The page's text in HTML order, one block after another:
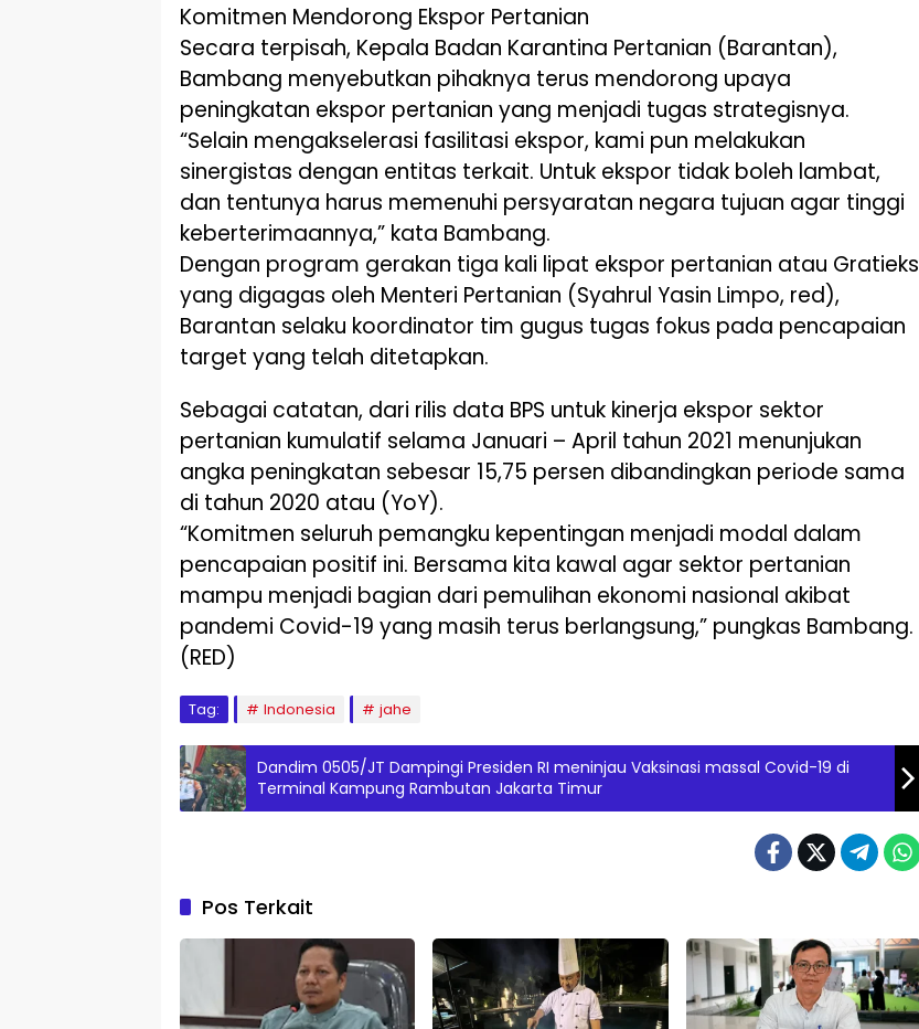
Komitmen Mendorong Ekspor Pertanian
Secara terpisah, Kepala Badan Karantina Pertanian (Barantan),
Bambang menyebutkan pihaknya terus mendorong upaya
peningkatan ekspor pertanian yang menjadi tugas strategisnya.
“Selain mengakselerasi fasilitasi ekspor, kami pun melakukan
sinergistas dengan entitas terkait. Untuk ekspor tidak boleh lambat,
dan tentunya harus memenuhi persyaratan negara tujuan agar tinggi
keberterimaannya,” kata Bambang.
Dengan program gerakan tiga kali lipat ekspor pertanian atau Gratieks
yang digagas oleh Menteri Pertanian (Syahrul Yasin Limpo, red),
Barantan selaku koordinator tim gugus tugas fokus pada pencapaian
target yang telah ditetapkan.
Sebagai catatan, dari rilis data BPS untuk kinerja ekspor sektor
pertanian kumulatif selama Januari – April tahun 2021 menunjukan
angka peningkatan sebesar 15,75 persen dibandingkan periode sama
di tahun 2020 atau (YoY).
“Komitmen seluruh pemangku kepentingan menjadi modal dalam
pencapaian positif ini. Bersama kita kawal agar sektor pertanian
mampu menjadi bagian dari pemulihan ekonomi nasional akibat
pandemi Covid-19 yang masih terus berlangsung,” pungkas Bambang.
(RED)
Tag: Indonesia jahe
Dandim 0505/JT Dampingi Presiden RI meninjau Vaksinasi massal Covid-19 di
Terminal Kampung Rambutan Jakarta Timur
Pos Terkait